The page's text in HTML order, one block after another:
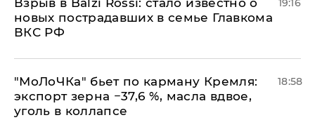
Взрыв в Balzi Rossi: стало известно о
новых пострадавших в семье Главкома
ВКС РФ
19:16
​"МоЛоЧКа" бьет по карману Кремля:
экспорт зерна −37,6 %, масла вдвое,
уголь в коллапсе
18:58